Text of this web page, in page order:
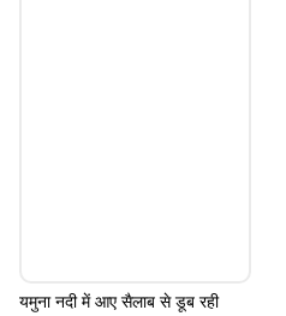
यमुना नदी में आए सैलाब से डूब रही